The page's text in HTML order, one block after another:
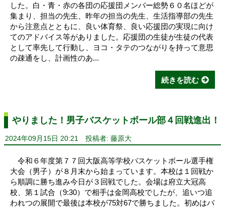
した。白・青・赤の各団の応援団メンバー総勢６０名ほどが
集まり、担当の先生、昨年の担当の先生、生活指導部の先生
から注意点とともに、良い体育祭、良い応援団の実現に向け
てのアドバイス等がありました。応援団の生徒が生徒の代表
として率先して行動し、ヨコ・タテのつながりを持って意思
の疎通をし、計画性のあ...
続きを読む
やりました！男子バスケットボール部４回戦進出！
2024年09月15日 20:21 投稿者: 藤原大
令和６年度第７７回大阪高等学校バスケットボール選手権
大会（男子）が８月末から始まっています。本校は１回戦か
ら順調に勝ち進み今日が３回戦でした。会場は府立大冠高
校、第１試合（9:30）で相手は金岡高校でしたが、追いつ追
われつの展開で最後は本校が75対67で勝ちました。初めはパ